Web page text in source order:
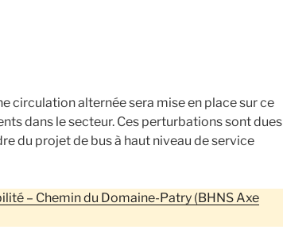
circulation alternée sera mise en place sur ce
dans le secteur. Ces perturbations sont dues
du projet de bus à haut niveau de service
– Chemin du Domaine-Patry (BHNS Axe